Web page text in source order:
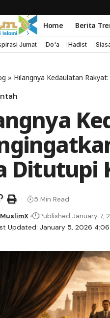
Home Berita
Jumat Do'a Hadist
» Hilangnya Kedaulatan
Ditutupi
Updated: January 5, 2026 4:06
MuslimX Published January 7,
5 Min Read